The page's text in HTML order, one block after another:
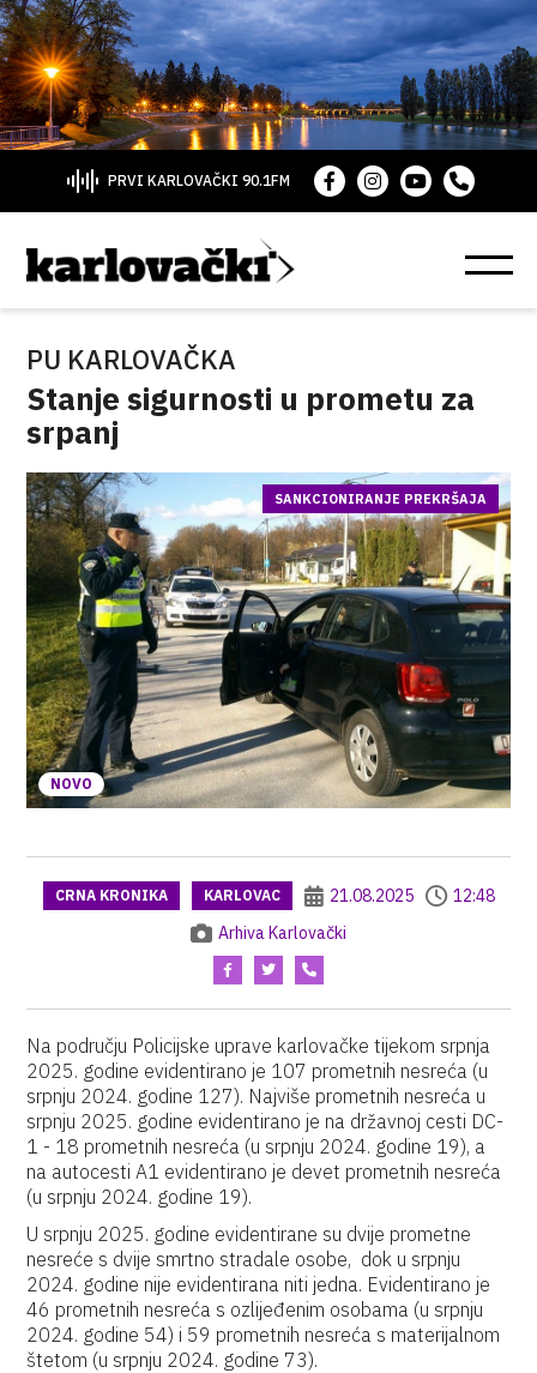
PRVI KARLOVAČKI 90.1FM
PU KARLOVAČKA
Stanje sigurnosti u prometu za
srpanj
NOVO
SANKCIONIRANJE PREKRŠAJA
CRNA KRONIKA KARLOVAC 21.08.2025
12:48
Arhiva Karlovački
Na području Policijske uprave karlovačke tijekom srpnja
2025. godine evidentirano je 107 prometnih nesreća (u
srpnju 2024. godine 127). Najviše prometnih nesreća u
srpnju 2025. godine evidentirano je na državnoj cesti DC-
1 - 18 prometnih nesreća (u srpnju 2024. godine 19), a
na autocesti A1 evidentirano je devet prometnih nesreća
(u srpnju 2024. godine 19).
U srpnju 2025. godine evidentirane su dvije prometne
nesreće s dvije smrtno stradale osobe, dok u srpnju
2024. godine nije evidentirana niti jedna. Evidentirano je
46 prometnih nesreća s ozlijeđenim osobama (u srpnju
2024. godine 54) i 59 prometnih nesreća s materijalnom
štetom (u srpnju 2024. godine 73).